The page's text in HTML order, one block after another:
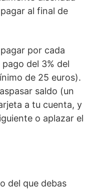
al final de
por cada
del 3% del
de 25 euros).
saldo (un
a tu cuenta, y
o aplazar el
del que debas